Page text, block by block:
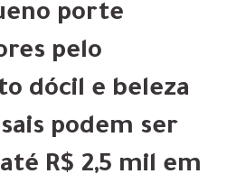
porte
pelo
dócil e beleza
podem ser
R$ 2,5 mil em